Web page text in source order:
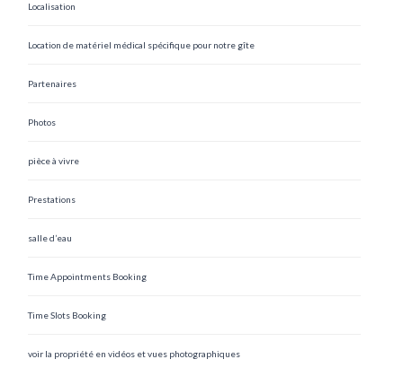
Localisation
Location de matériel médical spécifique pour notre gîte
Partenaires
Photos
pièce à vivre
Prestations
salle d’eau
Time Appointments Booking
Time Slots Booking
voir la propriété en vidéos et vues photographiques